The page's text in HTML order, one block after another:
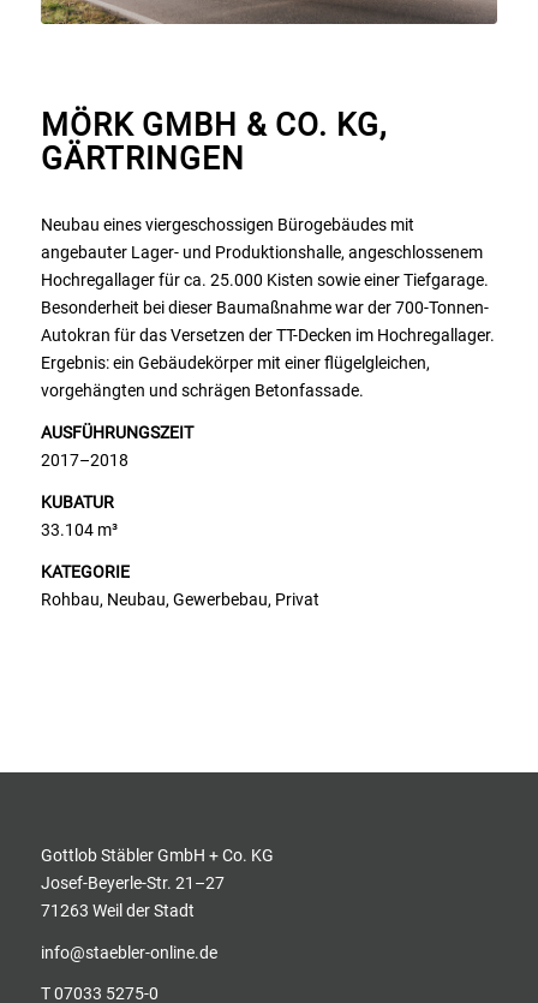
MÖRK GMBH & CO. KG,
GÄRTRINGEN
Neubau eines viergeschossigen Bürogebäudes mit
angebauter Lager- und Produktionshalle, angeschlossenem
Hochregallager für ca. 25.000 Kisten sowie einer Tiefgarage.
Besonderheit bei dieser Baumaßnahme war der 700-Tonnen-
Autokran für das Versetzen der TT-Decken im Hochregallager.
Ergebnis: ein Gebäudekörper mit einer flügelgleichen,
vorgehängten und schrägen Betonfassade.
AUSFÜHRUNGSZEIT
2017–2018
KUBATUR
33.104 m³
KATEGORIE
Rohbau, Neubau, Gewerbebau, Privat
Gottlob Stäbler GmbH + Co. KG
Josef-Beyerle-Str. 21–27
71263 Weil der Stadt
info@staebler-online.de
T07033 5275-0